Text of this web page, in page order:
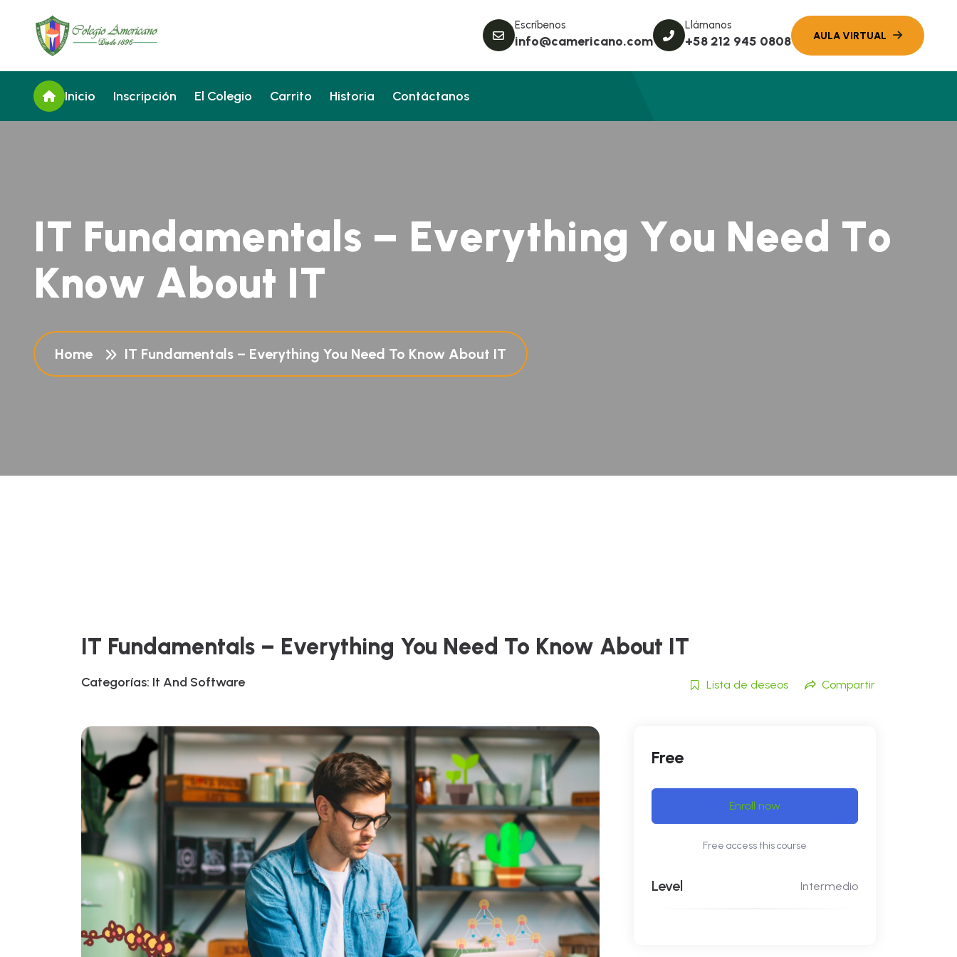
Escríbenos
info@camericano.com
Llámanos
+58 212 945 0808
Inicio Inscripción El Colegio Carrito Historia Contáctanos
IT Fundamentals – Everything You Need To
Know About IT
Home IT Fundamentals – Everything You Need To Know About IT
IT Fundamentals – Everything You Need To Know About IT
Categorías: It And Software Lista de deseos Compartir
Free
Enroll now
Free access this course
Level Intermedio